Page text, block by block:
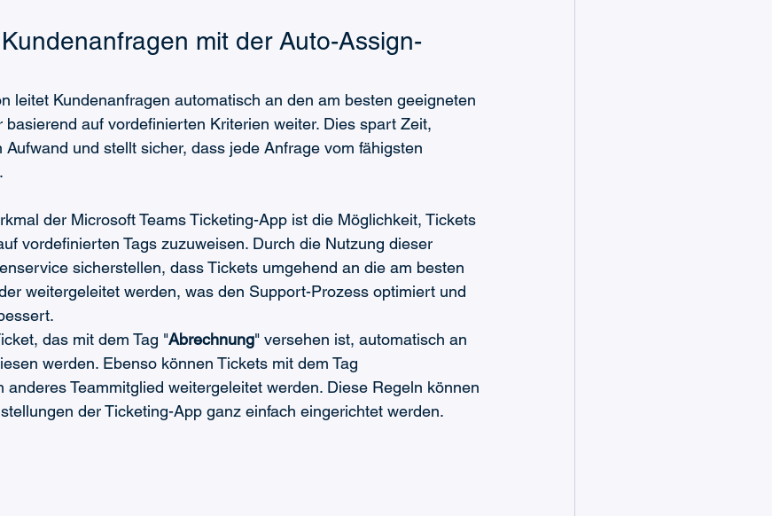
mit der Auto-Assign-
leitet Kundenanfragen automatisch an den am besten geeigneten
basierend auf vordefinierten Kriterien weiter. Dies spart Zeit,
und stellt sicher, dass jede Anfrage vom fähigsten
der Microsoft Teams Ticketing-App ist die Möglichkeit, Tickets
vordefinierten Tags zuzuweisen. Durch die Nutzung dieser
sicherstellen, dass Tickets umgehend an die am besten
weitergeleitet werden, was den Support-Prozess optimiert und
das mit dem Tag "Abrechnung" versehen ist, automatisch an
werden. Ebenso können Tickets mit dem Tag
anderes Teammitglied weitergeleitet werden. Diese Regeln können
der Ticketing-App ganz einfach eingerichtet werden.